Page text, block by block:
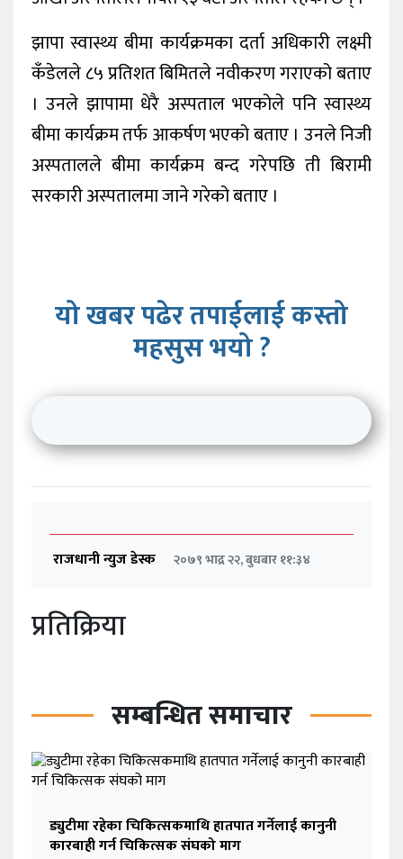
झापा स्वास्थ्य बीमा कार्यक्रमका दर्ता अधिकारी लक्ष्मी
कँडेलले ८५ प्रतिशत बिमितले नवीकरण गराएको बताए
। उनले झापामा धेरै अस्पताल भएकोले पनि स्वास्थ्य
बीमा कार्यक्रम तर्फ आकर्षण भएको बताए । उनले निजी
अस्पतालले बीमा कार्यक्रम बन्द गरेपछि ती बिरामी
सरकारी अस्पतालमा जाने गरेको बताए ।
यो खबर पढेर तपाईलाई कस्तो
महसुस भयो ?
राजधानी न्युज डेस्क २०७९ भाद्र २२, बुधबार ११:३४
प्रतिक्रिया
सम्बन्धित समाचार
ड्युटीमा रहेका चिकित्सकमाथि हातपात गर्नेलाई कानुनी
कारबाही गर्न चिकित्सक संघको माग